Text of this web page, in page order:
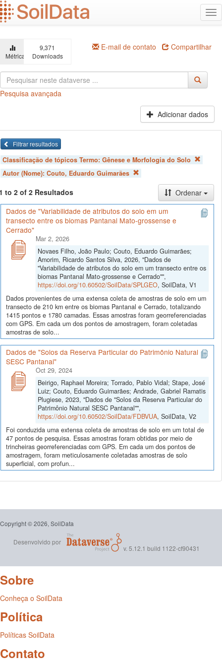
Ir
para
o
principal
Métricas
9,371
Downloads
E-mail de contato Compartilhar
Pesquisa avançada
Adicionar dados
Filtrar resultados
Classificação de tópicos Termo: Gênese e Morfologia do Solo
Autor (Nome): Couto, Eduardo Guimarães
to 2 of 2 Resultados
Ordenar
Dados de "Variabilidade de atributos do solo em um
transecto entre os biomas Pantanal Mato-grossense e
Cerrado"
Mar 2, 2026
Novaes Filho, João Paulo; Couto, Eduardo Guimarães;
Amorim, Ricardo Santos Silva, 2026, "Dados de
"Variabilidade de atributos do solo em um transecto entre os
biomas Pantanal Mato-grossense e Cerrado"",
https://doi.org/10.60502/SoilData/SPLGEO, SoilData, V1
Dados provenientes de uma extensa coleta de amostras de solo em um
transecto de 210 km entre os biomas Pantanal e Cerrado, totalizando
1415 pontos e 1780 camadas. Essas amostras foram georreferenciadas
com GPS. Em cada um dos pontos de amostragem, foram coletadas
amostras de solo...
Dados de "Solos da Reserva Particular do Patrimônio Natural
SESC Pantanal"
Oct 29, 2024
Beirigo, Raphael Moreira; Torrado, Pablo Vidal; Stape, José
Luiz; Couto, Eduardo Guimarães; Andrade, Gabriel Ramatis
Plugiese, 2023, "Dados de "Solos da Reserva Particular do
Patrimônio Natural SESC Pantanal"",
https://doi.org/10.60502/SoilData/FDBVUA, SoilData, V2
Foi conduzida uma extensa coleta de amostras de solo em um total de
47 pontos de pesquisa. Essas amostras foram obtidas por meio de
trincheiras georreferenciadas com GPS. Em cada um dos pontos de
amostragem, foram meticulosamente coletadas amostras de solo
superficial, com profun...
Copyright © 2026, SoilData
Desenvolvido por
v. 5.12.1 build 1122-cf90431
Sobre
Conheça o SoilData
Política
Políticas SoilData
Contato